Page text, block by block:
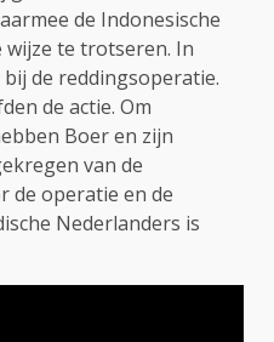
de Indonesische
te trotseren. In
de reddingsoperatie.
de actie. Om
Boer en zijn
van de
de operatie en de
Nederlanders is